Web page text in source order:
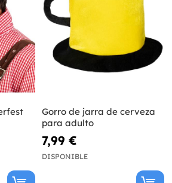
Gorro de jarra de cerveza
para adulto
7,99 €
DISPONIBLE